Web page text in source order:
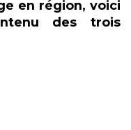
en région, voici
des trois